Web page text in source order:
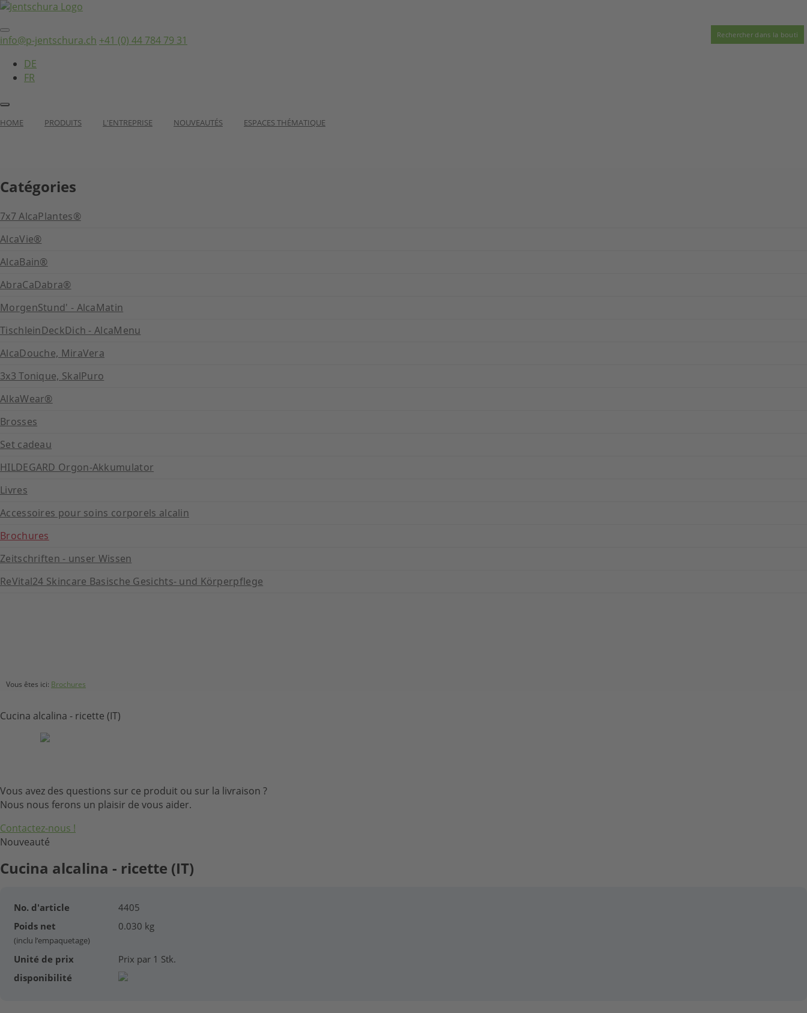
info@p-jentschura.ch +41 (0) 44 784 79 31
DE
FR
HOME PRODUITS L'ENTREPRISE NOUVEAUTÉS ESPACES THÉMATIQUE
Catégories
7x7 AlcaPlantes®
AlcaVie®
AlcaBain®
AbraCaDabra®
MorgenStund' - AlcaMatin
TischleinDeckDich - AlcaMenu
AlcaDouche, MiraVera
3x3 Tonique, SkalPuro
AlkaWear®
Brosses
Set cadeau
HILDEGARD Orgon-Akkumulator
Livres
Accessoires pour soins corporels alcalin
Brochures
Zeitschriften - unser Wissen
ReVital24 Skincare Basische Gesichts- und Körperpflege
Vous êtes ici: Brochures
Cucina alcalina - ricette (IT)
Vous avez des questions sur ce produit ou sur la livraison ?
Nous nous ferons un plaisir de vous aider.
Contactez-nous !
Nouveauté
Cucina alcalina - ricette (IT)
No. d'article
4405
Poids net
(inclu l’empaquetage)
0.030 kg
Unité de prix
Prix par 1 Stk.
disponibilité